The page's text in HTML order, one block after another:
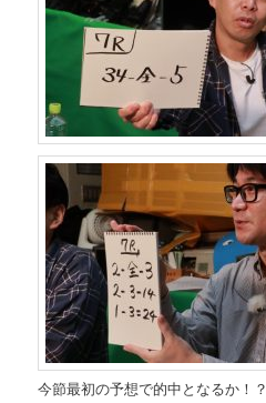
今節最初の予想で的中となるか！？